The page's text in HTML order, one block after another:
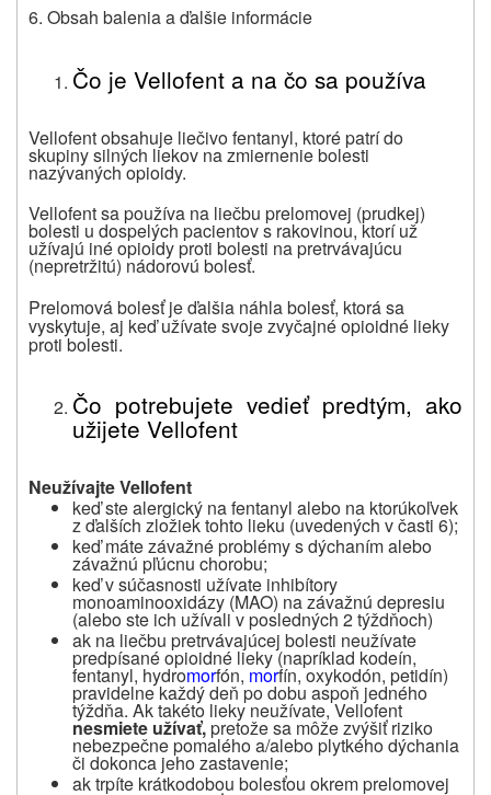
6. Obsah balenia a ďalšie informácie
Čo je Vellofent a na čo sa používa
Vellofent obsahuje liečivo fentanyl, ktoré patrí do
skupiny silných liekov na zmiernenie bolesti
nazývaných opioidy.
Vellofent sa používa na liečbu prelomovej (prudkej)
bolesti u dospelých pacientov s rakovinou, ktorí už
užívajú iné opioidy proti bolesti na pretrvávajúcu
(nepretržitú) nádorovú bolesť.
Prelomová bolesť je ďalšia náhla bolesť, ktorá sa
vyskytuje, aj keď užívate svoje zvyčajné opioidné lieky
proti bolesti.
Čo potrebujete vedieť predtým, ako
užijete Vellofent
Neužívajte Vellofent
keď ste alergický na fentanyl alebo na ktorúkoľvek
z ďalších zložiek tohto lieku (uvedených v časti 6);
keď máte závažné problémy s dýchaním alebo
závažnú pľúcnu chorobu;
keď v súčasnosti užívate inhibítory
monoaminooxidázy (MAO) na závažnú depresiu
(alebo ste ich užívali v posledných 2 týždňoch)
ak na liečbu pretrvávajúcej bolesti neužívate
predpísané opioidné lieky (napríklad kodeín,
fentanyl, hydromorfón, morfín, oxykodón, petidín)
pravidelne každý deň po dobu aspoň jedného
týždňa. Ak takéto lieky neužívate, Vellofent
nesmiete užívať,pretože sa môže zvýšiť riziko
nebezpečne pomalého a/alebo plytkého dýchania
či dokonca jeho zastavenie;
ak trpíte krátkodobou bolesťou okrem prelomovej